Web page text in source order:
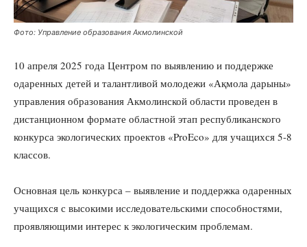
Фото: Управление образования Акмолинской
10 апреля 2025 года Центром по выявлению и поддержке
одаренных детей и талантливой молодежи «Ақмола дарыны»
управления образования Акмолинской области проведен в
дистанционном формате областной этап республиканского
конкурса экологических проектов «ProEco» для учащихся 5-8
классов.
Основная цель конкурса – выявление и поддержка одаренных
учащихся с высокими исследовательскими способностями,
проявляющими интерес к экологическим проблемам.